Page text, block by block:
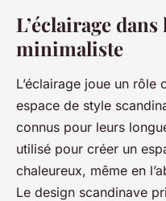
L’éclairage
minimaliste
L’éclairage joue un rôle
espace de style
connus pour leurs
utilisé pour créer un
chaleureux, même en
Le design scandinave